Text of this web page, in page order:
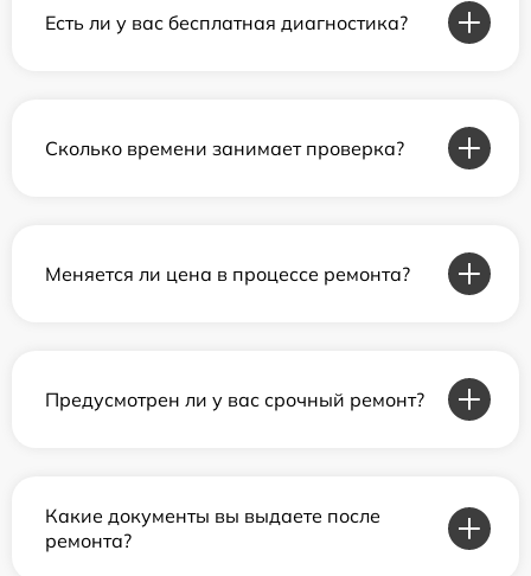
Есть ли у вас бесплатная диагностика?
Сколько времени занимает проверка?
Меняется ли цена в процессе ремонта?
Предусмотрен ли у вас срочный ремонт?
Какие документы вы выдаете после
ремонта?